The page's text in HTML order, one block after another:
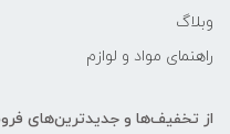
وبلاگ
راهنمای مواد و لوازم
از تخفیف‌ها و جدیدترین‌های